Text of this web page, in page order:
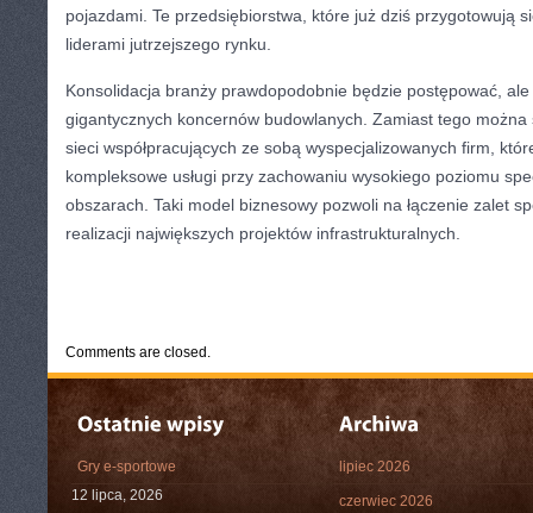
pojazdami. Te przedsiębiorstwa, które już dziś przygotowują
liderami jutrzejszego rynku.
Konsolidacja branży prawdopodobnie będzie postępować,
gigantycznych koncernów budowlanych. Zamiast tego
sieci współpracujących ze sobą wyspecjalizowanych firm,
kompleksowe usługi przy zachowaniu wysokiego poziomu
obszarach. Taki model biznesowy pozwoli na łączenie zalet
realizacji największych projektów infrastrukturalnych.
Comments are closed.
Gry e-sportowe
12 lipca, 2026
lipiec 2026
czerwiec 2026